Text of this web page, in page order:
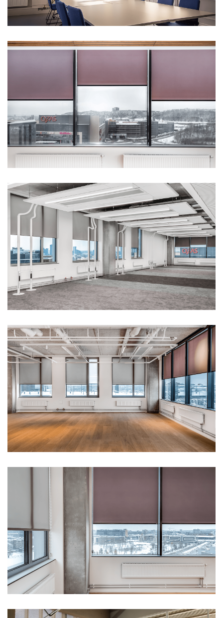
Фасадные ламели
Все решётки
Все жалюзи